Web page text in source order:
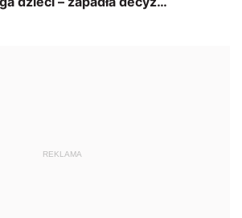
REKLAMA